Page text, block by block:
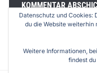
Datenschutz und Cookies:
du die Website weiterhin
Weitere Informationen,
findest